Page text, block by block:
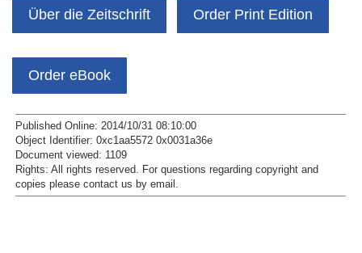
Über die Zeitschrift Order Print Edition
Order eBook
Published Online: 2014/10/31 08:10:00
Object Identifier: 0xc1aa5572 0x0031a36e
Document viewed: 1109
Rights: All rights reserved. For questions regarding copyright and
copies please contact us by email .